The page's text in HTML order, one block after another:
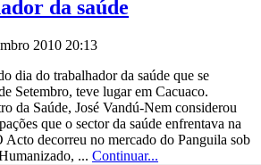
da saúde
2010 20:13
dia do trabalhador da saúde que se
Setembro, teve lugar em Cacuaco.
da Saúde, José Vandú-Nem considerou
que o sector da saúde enfrentava na
Acto decorreu no mercado do Panguila sob
... Continuar...